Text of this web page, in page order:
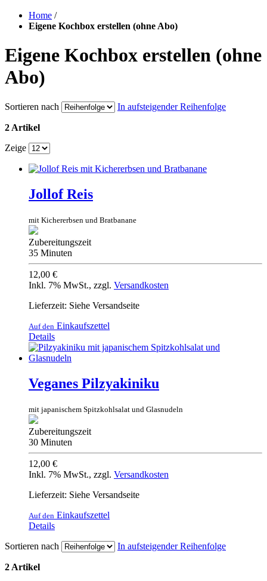
Home /
Eigene Kochbox erstellen (ohne Abo)
Eigene Kochbox erstellen (ohne
Abo)
Sortieren nach In aufsteigender Reihenfolge
2 Artikel
Zeige
Jollof Reis
mit Kichererbsen und Bratbanane
Zubereitungszeit
35 Minuten
12,00 €
Inkl. 7% MwSt., zzgl. Versandkosten
Lieferzeit: Siehe Versandseite
Auf den Einkaufszettel
Details
Veganes Pilzyakiniku
mit japanischem Spitzkohlsalat und Glasnudeln
Zubereitungszeit
30 Minuten
12,00 €
Inkl. 7% MwSt., zzgl. Versandkosten
Lieferzeit: Siehe Versandseite
Auf den Einkaufszettel
Details
Sortieren nach
In aufsteigender Reihenfolge
2 Artikel